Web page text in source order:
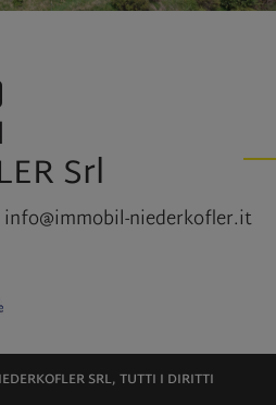
Srl
info@immobil-niederkofler.it
SRL, TUTTI I DIRITTI